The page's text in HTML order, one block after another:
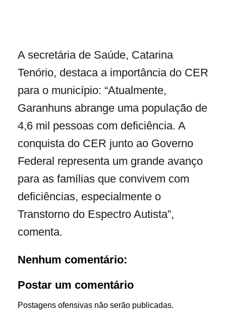
A secretária de Saúde, Catarina
Tenório, destaca a importância do CER
para o município: “Atualmente,
Garanhuns abrange uma população de
4,6 mil pessoas com deficiência. A
conquista do CER junto ao Governo
Federal representa um grande avanço
para as famílias que convivem com
deficiências, especialmente o
Transtorno do Espectro Autista”,
comenta.
Nenhum comentário:
Postar um comentário
Postagens ofensivas não serão publicadas.